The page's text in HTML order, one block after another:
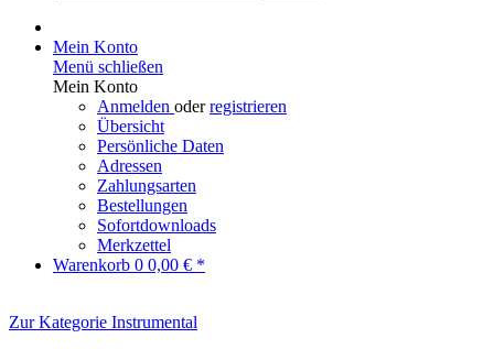
Mein Konto
Menü schließen
Mein Konto
Anmelden oderregistrieren
Übersicht
Persönliche Daten
Adressen
Zahlungsarten
Bestellungen
Sofortdownloads
Merkzettel
Warenkorb 0 0,00 € *
Zur Kategorie Instrumental